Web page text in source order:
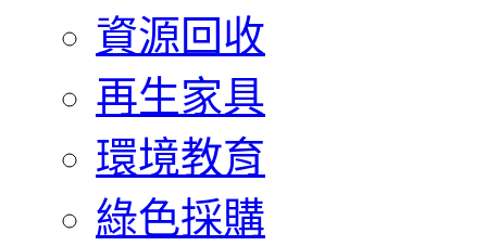
資源回收
再生家具
環境教育
綠色採購